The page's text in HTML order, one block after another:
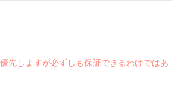
先しますが必ずしも保証できるわけではあ